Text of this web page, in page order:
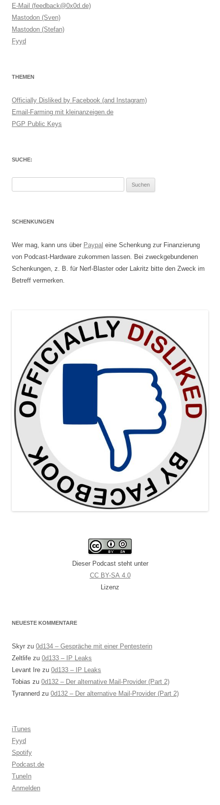
E-Mail (feedback@0x0d.de)
Mastodon (Sven)
Mastodon (Stefan)
Fyyd
THEMEN
Officially Disliked by Facebook (and Instagram)
Email-Farming mit kleinanzeigen.de
PGP Public Keys
SUCHE:
SCHENKUNGEN
Wer mag, kann uns über Paypal eine Schenkung zur Finanzierung
von Podcast-Hardware zukommen lassen. Bei zweckgebundenen
Schenkungen, z. B. für Nerf-Blaster oder Lakritz bitte den Zweck im
Betreff vermerken.
Dieser Podcast steht unter
CC BY-SA 4.0
Lizenz
NEUESTE KOMMENTARE
Skyr zu 0d134 – Gespräche mit einer Pentesterin
Zeltlife zu 0d133 – IP Leaks
Levant Ire zu 0d133 – IP Leaks
Tobias zu 0d132 – Der alternative Mail-Provider (Part 2)
Tyrannerd zu 0d132 – Der alternative Mail-Provider (Part 2)
iTunes
Fyyd
Spotify
Podcast.de
TuneIn
Anmelden